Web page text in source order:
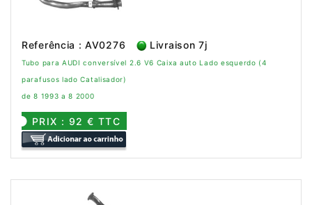
Referência : AV0276 Livraison 7j
Tubo para AUDI conversível 2.6 V6 Caixa auto Lado esquerdo (4
parafusos lado Catalisador)
de 8 1993 a 8 2000
PRIX : 92 € TTC